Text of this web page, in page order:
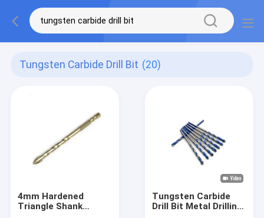
Tungsten Carbide Drill Bit (20)
4mm Hardened
Triangle Shank
Tungsten Carbide
Drill Bit Metal Drilling